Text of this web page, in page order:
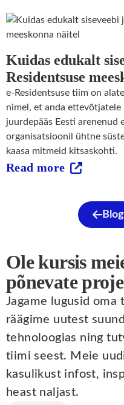
Kuidas edukalt
Residentsuse
e-Residentsuse tiim on
nimel, et anda ettevõtjatele
juurdepääs Eesti arenenud
organisatsioonil ühtne
kaasa mitmeid kitsaskohti.
Read more
Ole kursis
põnevate
Jagame lugusid
räägime uutest
tehnoloogias ning
tiimi seest. Meie
kasulikust infost,
heast naljast.